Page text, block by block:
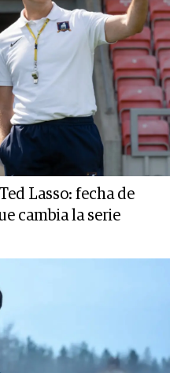
Lasso: fecha de
cambia la serie